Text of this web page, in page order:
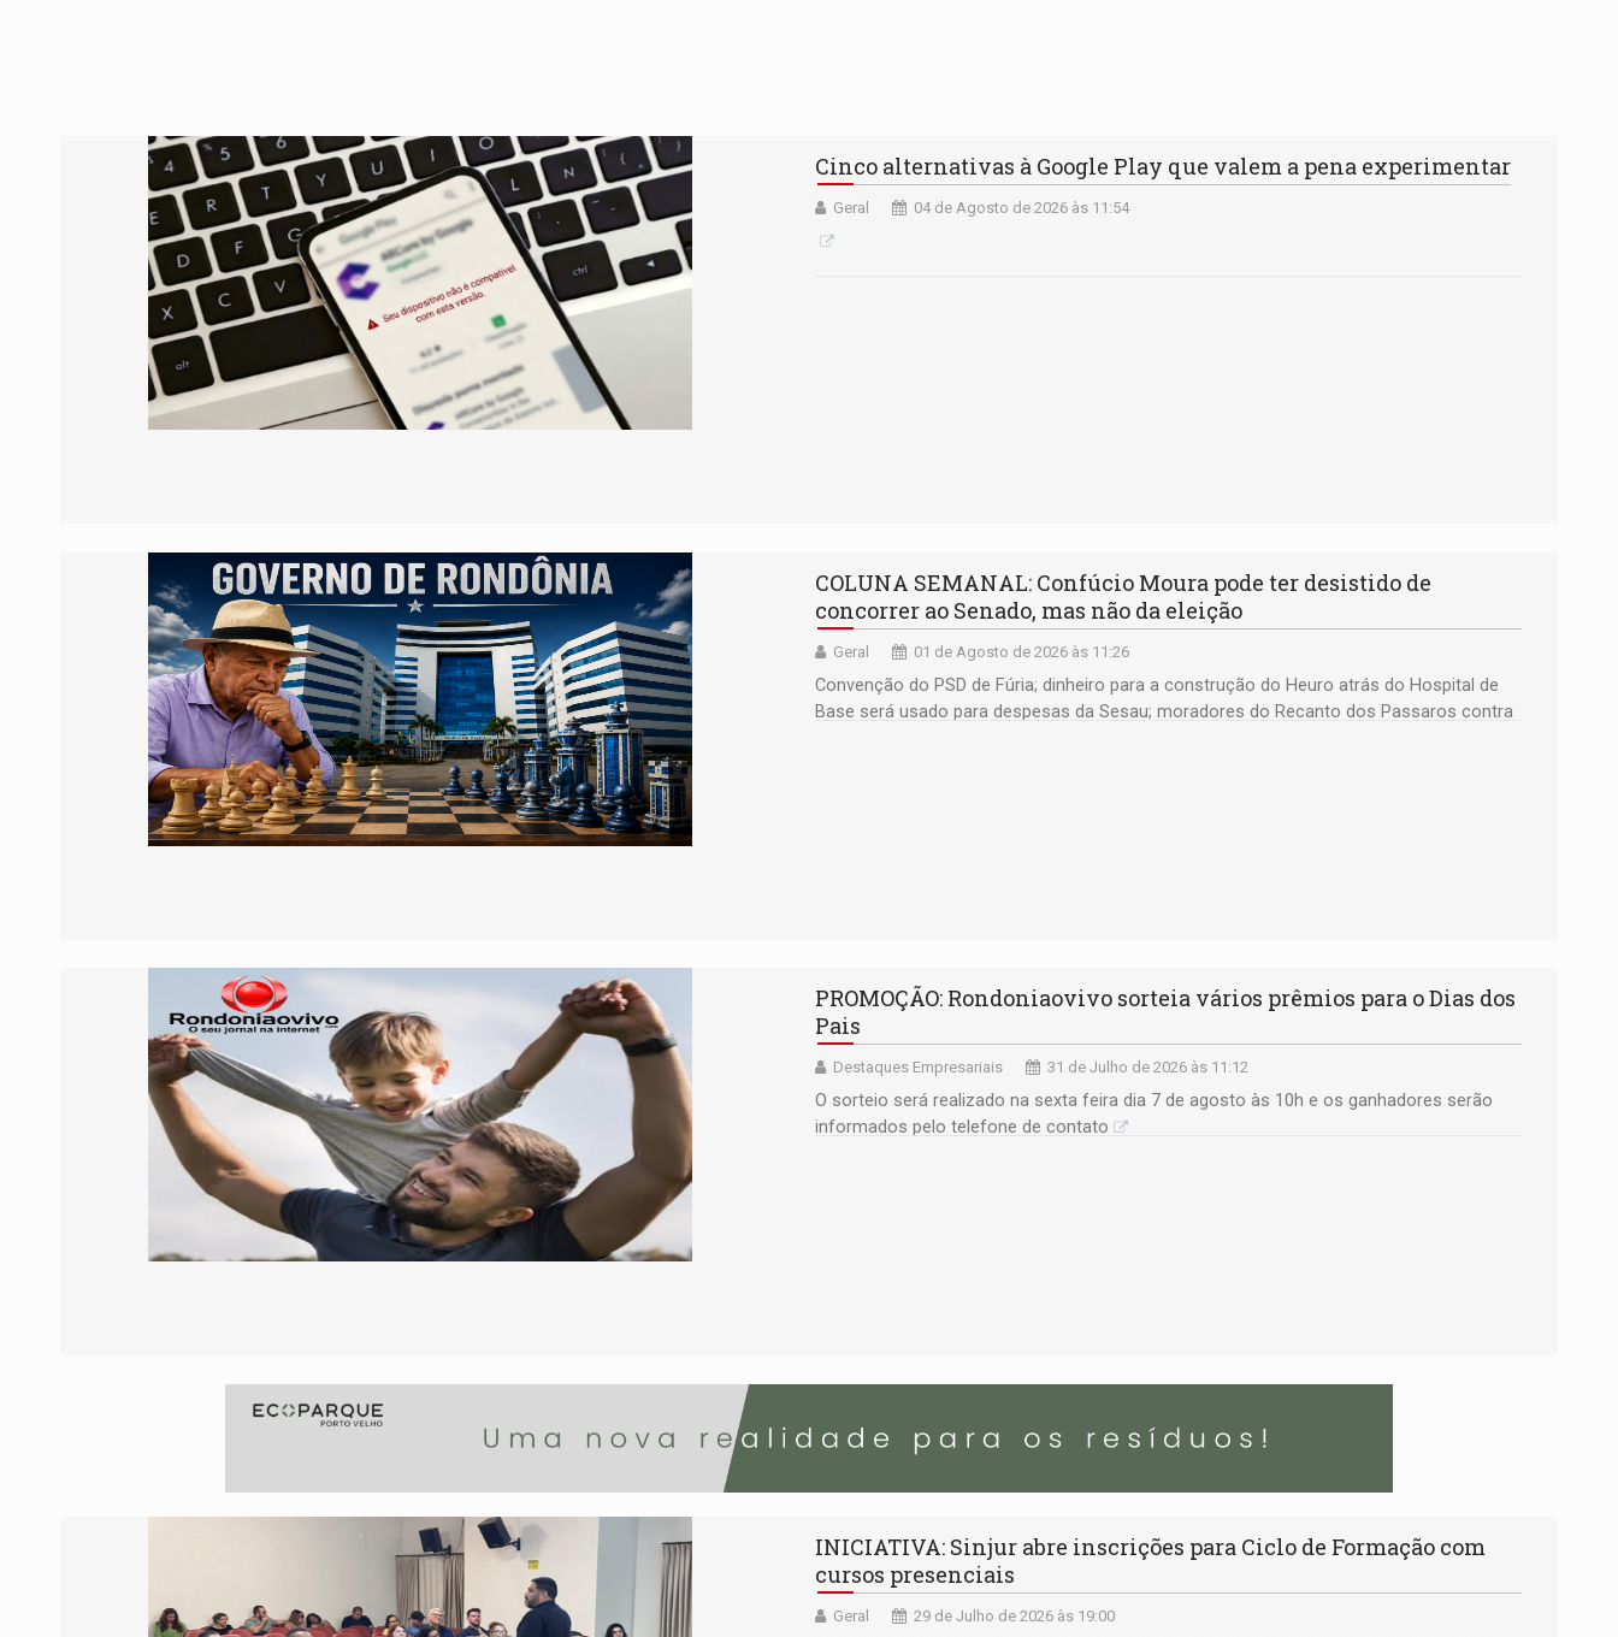
Cinco alternativas à Google Play que valem a pena experimentar
Geral 04 de Agosto de 2026 às 11:54
COLUNA SEMANAL: Confúcio Moura pode ter desistido de
concorrer ao Senado, mas não da eleição
Geral 01 de Agosto de 2026 às 11:26
Convenção do PSD de Fúria; dinheiro para a construção do Heuro atrás do Hospital de
Base será usado para despesas da Sesau; moradores do Recanto dos Passaros contra
PROMOÇÃO: Rondoniaovivo sorteia vários prêmios para o Dias dos
Pais
Destaques Empresariais 31 de Julho de 2026 às 11:12
O sorteio será realizado na sexta feira dia 7 de agosto às 10h e os ganhadores serão
informados pelo telefone de contato
INICIATIVA: Sinjur abre inscrições para Ciclo de Formação com
cursos presenciais
Geral 29 de Julho de 2026 às 19:00